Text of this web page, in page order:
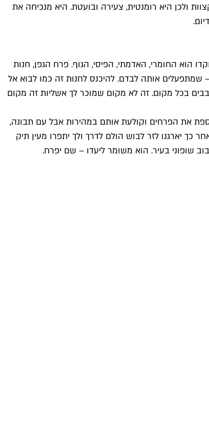
ולכן היא רומנטית, צעירה ובועטת. היא מנכיחה את
הוא החומרי, האדמתי, הפיסי, הגוף. פרח הגפן, חנות
שמתפעלים אותה לבדם. להיכנס לחנות זה כמו לבוא אל
בכל מקום. זה לא מקום שמוכר לך אשליות זה מקום
את הפרחים וקולעת אותם במהירות אבל עם תבונה,
כך יארגנו לזר לבוש הולם לדרך ולך יתפרו מעין תיק
שופוני בעיר. הוא משומר ליעדו – שם יפרח.